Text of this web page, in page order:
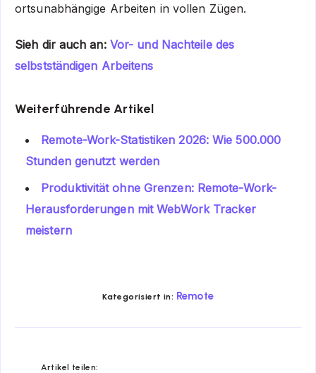
ortsunabhängige Arbeiten in vollen Zügen.
Sieh dir auch an: Vor- und Nachteile des
selbstständigen Arbeitens
Weiterführende Artikel
Remote-Work-Statistiken 2026: Wie 500.000
Stunden genutzt werden
Produktivität ohne Grenzen: Remote-Work-
Herausforderungen mit WebWork Tracker
meistern
Kategorisiert in: Remote
Artikel teilen: